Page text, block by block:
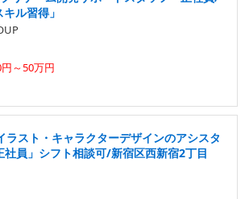
ル習得」
～50万円
ラスト・キャラクターデザインのアシスタ
社員」シフト相談可/新宿区西新宿2丁目